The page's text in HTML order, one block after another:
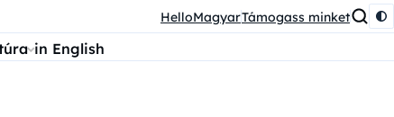
HelloMagyarTámogass minket
in English